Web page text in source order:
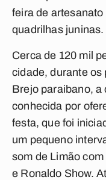
feira de
quadrilhas juninas.
Cerca de 120 mil
cidade, durante os
Brejo paraibano, a
conhecida por
festa, que foi
um pequeno
som de Limão
e Ronaldo Show.